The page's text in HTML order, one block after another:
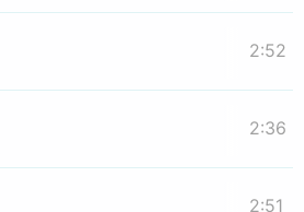
2:52
2:36
2:51